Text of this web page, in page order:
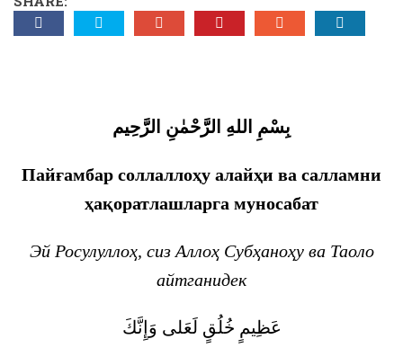
босқичида қандай ўрин эгалламоқда?
بِسْمِ اللهِ الرَّحْمٰنِ الرَّحِيم
Пайғамбар соллаллоҳу алайҳи ва салламни
ҳақоратлашларга муносабат
Эй Росулуллоҳ, сиз Аллоҳ Субҳаноҳу ва Таоло
айтганидек
وَإِنَّكَ لَعَلى خُلُقٍ عَظِيمٍ